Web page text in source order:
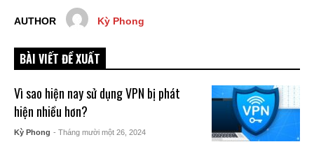
AUTHOR Kỳ Phong
BÀI VIẾT ĐỀ XUẤT
Vì sao hiện nay sử dụng VPN bị phát
hiện nhiều hơn?
Kỳ Phong - Tháng mười một 26, 2024